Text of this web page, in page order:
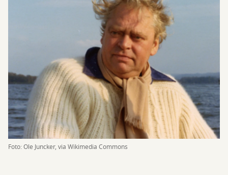
Foto: Ole Juncker, via Wikimedia Commons